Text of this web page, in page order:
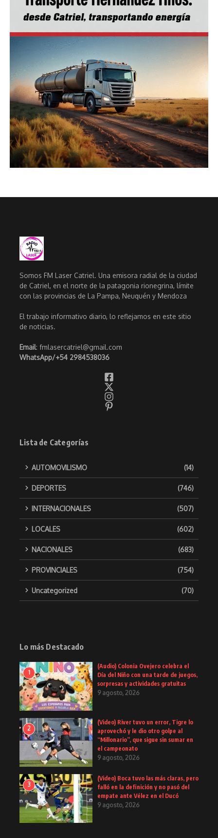
Somos FM Laser Catriel. Una emisora radial de la ciudad
de Catriel, en el norte de la patagonia rionegrina, límite
con las provincias de La Pampa, Neuquén y Mendoza
El trabajo informativo diario, lo reflejamos en este sitio
de noticias.
Email: fmlasercatriel@gmail.com
WhatsApp/+54 2984538036
Lista de Categorías
AUTOMOVILISMO (14)
DEPORTES (746)
INTERNACIONALES (507)
LOCALES (602)
NACIONALES (683)
PROVINCIALES (754)
Uncategorized (70)
Lo más Destacado
1
(Audio) Colonia Ovejero celebra el
Día del Niño con una tarde de juegos,
sorpresas y actividades gratuitas
9 agosto, 2026
2
(Video) River tuvo un error, Tigre lo
aprovechó y le dio otro golpe al
“Millonario”, que sigue sin sumar en
el campeonato
9 agosto, 2026
3
(Video) Boca tuvo las más claras, pero
falló en la definición y no pasó del
empate ante Vélez en el Ducó
9 agosto, 2026